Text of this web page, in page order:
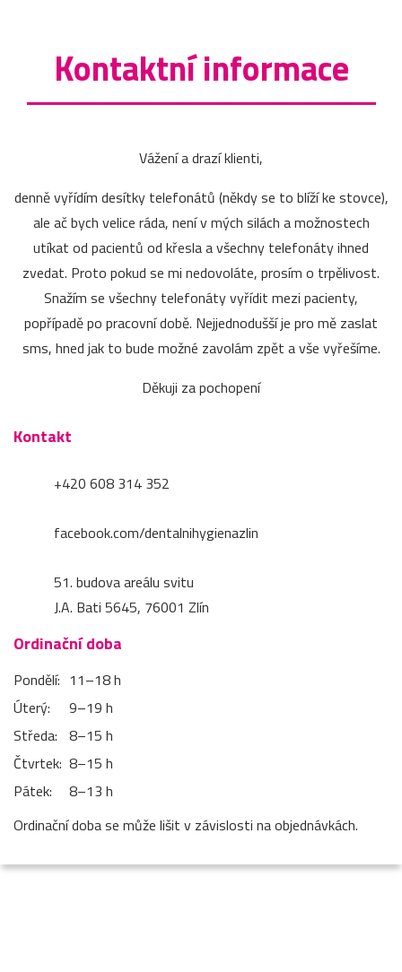
Kontaktní informace
Vážení a drazí klienti,
denně vyřídím desítky telefonátů (někdy se to blíží ke stovce),
ale ač bych velice ráda, není v mých silách a možnostech
utíkat od pacientů od křesla a všechny telefonáty ihned
zvedat. Proto pokud se mi nedovoláte, prosím o trpělivost.
Snažím se všechny telefonáty vyřídit mezi pacienty,
popřípadě po pracovní době. Nejjednodušší je pro mě zaslat
sms, hned jak to bude možné zavolám zpět a vše vyřešíme.
Děkuji za pochopení
Kontakt
+420 608 314 352
facebook.com/dentalnihygienazlin
51. budova areálu svitu
J.A. Bati 5645, 76001 Zlín
Ordinační doba
Pondělí: 11–⁠18 h
Úterý:
9–⁠19 h
Středa: 8–⁠15 h
Čtvrtek: 8–⁠15 h
Pátek:
8–⁠13 h
Ordinační doba se může lišit v závislosti na objednávkách.